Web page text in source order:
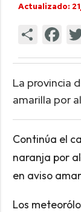
Actualizado:
La provincia
amarilla por
Continúa el
naranja por
en aviso
Los